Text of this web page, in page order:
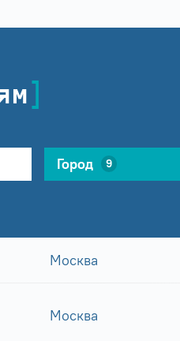
Город 9
Москва
Москва